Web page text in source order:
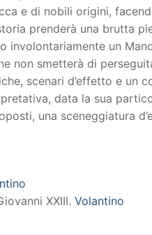
e di nobili origini,
prenderà una brutta
un
non smetterà di
scenari d’effetto e un
data la sua
una sceneggiatura
XXIII. Volantino